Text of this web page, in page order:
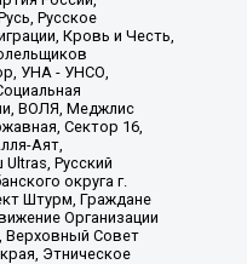
Русское
Кровь и Честь,
УНА - УНСО,
ВОЛЯ, Меджлис
Сектор 16,
Аят,
Русский
округа г.
Штурм, Граждане
Организации
Верховный Совет
Этническое